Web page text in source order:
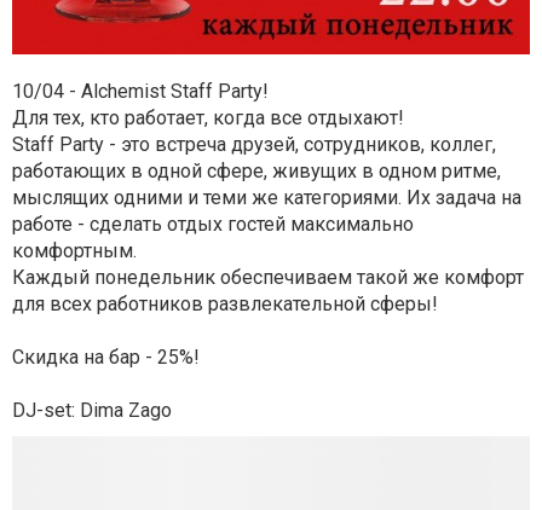
10/04 - Alchemist Staff Party!
Для тех, кто работает, когда все отдыхают!
Staff Party - это встреча друзей, сотрудников, коллег,
работающих в одной сфере, живущих в одном ритме,
мыслящих одними и теми же категориями. Их задача на
работе - сделать отдых гостей максимально
комфортным.
Каждый понедельник обеспечиваем такой же комфорт
для всех работников развлекательной сферы!
Скидка на бар - 25%!
DJ-set: Dima Zago